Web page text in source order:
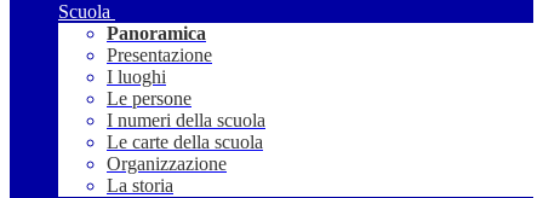
Scuola
Panoramica
Presentazione
I luoghi
Le persone
I numeri della scuola
Le carte della scuola
Organizzazione
La storia